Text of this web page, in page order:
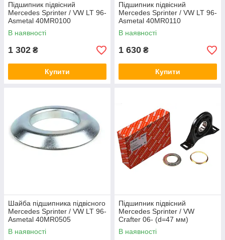
Підшипник підвісний
Mercedes Sprinter / VW LT 96-
Asmetal 40MR0100
В наявності
1 302 ₴
Купити
Підшипник підвісний
Mercedes Sprinter / VW LT 96-
Asmetal 40MR0110
В наявності
1 630 ₴
Купити
Шайба підшипника підвісного
Mercedes Sprinter / VW LT 96-
Asmetal 40MR0505
В наявності
Підшипник підвісний
Mercedes Sprinter / VW
Crafter 06- (d=47 мм)
(Підшипник FAG) (4130HQ)
Autotechteile 1004130HQ
В наявності